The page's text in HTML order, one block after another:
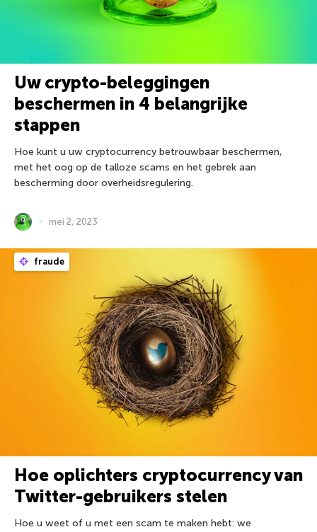
Uw crypto-beleggingen
beschermen in 4 belangrijke
stappen
Hoe kunt u uw cryptocurrency betrouwbaar beschermen,
met het oog op de talloze scams en het gebrek aan
bescherming door overheidsregulering.
mei 2, 2023
fraude
Hoe oplichters cryptocurrency van
Twitter-gebruikers stelen
Hoe u weet of u met een scam te maken hebt: we